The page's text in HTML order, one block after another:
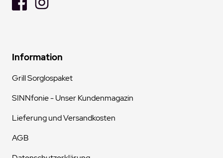
Information
Grill Sorglospaket
SINNfonie - Unser Kundenmagazin
Lieferung und Versandkosten
AGB